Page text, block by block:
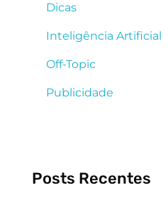
Dicas
Inteligência Artificial
Off-Topic
Publicidade
Posts Recentes